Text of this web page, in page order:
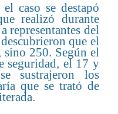
caso se destapó
realizó durante
representantes del
que el
250. Según el
seguridad, el 17 y
sustrajeron los
que se trató de